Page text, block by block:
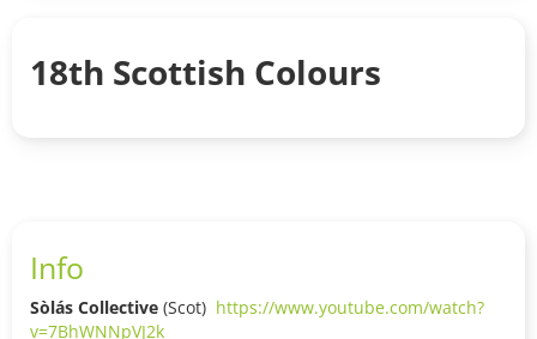
18th Scottish Colours
Info
Sòlás Collective (Scot) https://www.youtube.com/watch?
v=7BhWNNpVJ2k